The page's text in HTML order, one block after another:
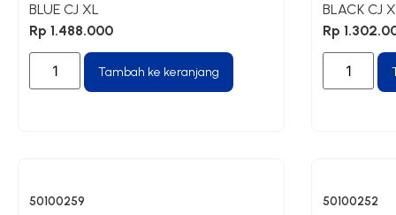
BLUE CJ XL
Rp 1.488.000
Tambah ke keranjang
BLACK CJ
Rp
50100259 50100252